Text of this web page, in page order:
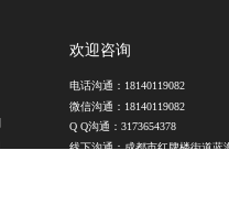
欢迎咨询
电话沟通： 18140119082
微信沟通： 18140119082
Q Q沟通： 3173654378
线下沟通：成都市红牌楼街道蓝